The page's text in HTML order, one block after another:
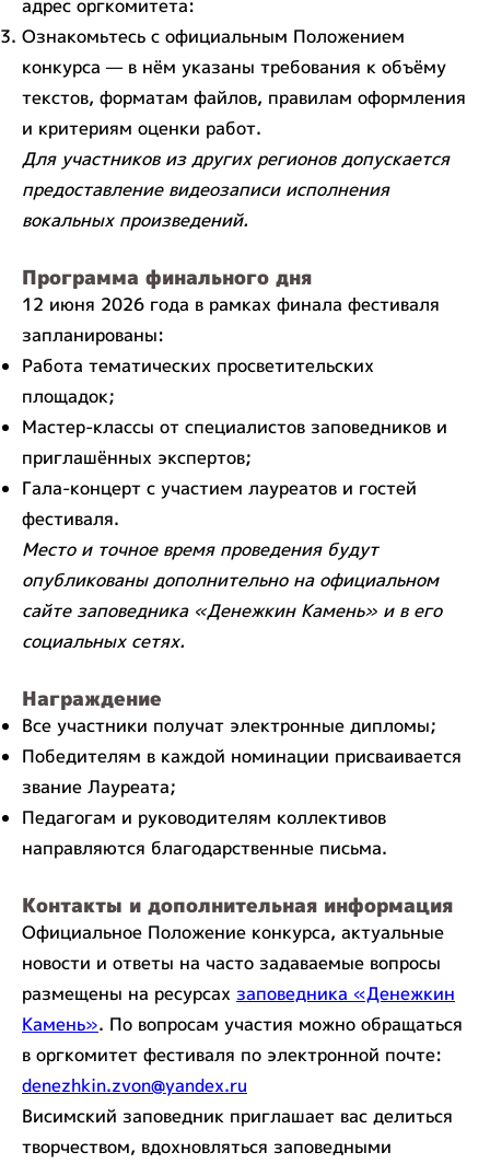
адрес оргкомитета:
Ознакомьтесь с официальным Положением
конкурса — в нём указаны требования к объёму
текстов, форматам файлов, правилам оформления
и критериям оценки работ.
Для участников из других регионов допускается
предоставление видеозаписи исполнения
вокальных произведений.
Программа финального дня
12 июня 2026 года в рамках финала фестиваля
запланированы:
Работа тематических просветительских
площадок;
Мастер-классы от специалистов заповедников и
приглашённых экспертов;
Гала-концерт с участием лауреатов и гостей
фестиваля.
Место и точное время проведения будут
опубликованы дополнительно на официальном
сайте заповедника «Денежкин Камень» и в его
социальных сетях.
Награждение
Все участники получат электронные дипломы;
Победителям в каждой номинации присваивается
звание Лауреата;
Педагогам и руководителям коллективов
направляются благодарственные письма.
Контакты и дополнительная информация
Официальное Положение конкурса, актуальные
новости и ответы на часто задаваемые вопросы
размещены на ресурсах заповедника «Денежкин
Камень». По вопросам участия можно обращаться
в оргкомитет фестиваля по электронной почте:
denezhkin.zvon@yandex.ru
Висимский заповедник приглашает вас делиться
творчеством, вдохновляться заповедными